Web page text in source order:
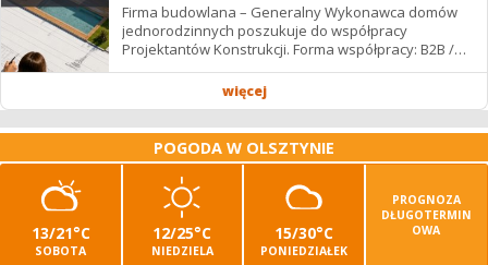
Firma budowlana – Generalny Wykonawca domów
jednorodzinnych poszukuje do współpracy
Projektantów Konstrukcji. Forma współpracy: B2B /
podwykonawstwo – zdalnie. Wynagrodzenie: ✔
więcej
POGODA W OLSZTYNIE
13/21°C
SOBOTA
12/25°C
NIEDZIELA
15/30°C
PONIEDZIAŁEK
PROGNOZA
DŁUGOTERMIN
OWA